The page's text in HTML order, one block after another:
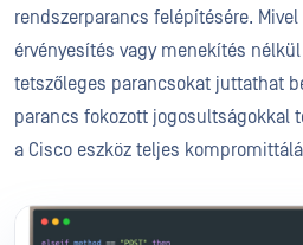
rendszerparancs felépítésére.
érvényesítés vagy menekítés
tetszőleges parancsokat juttathat
parancs fokozott jogosultságokkal
a Cisco eszköz teljes